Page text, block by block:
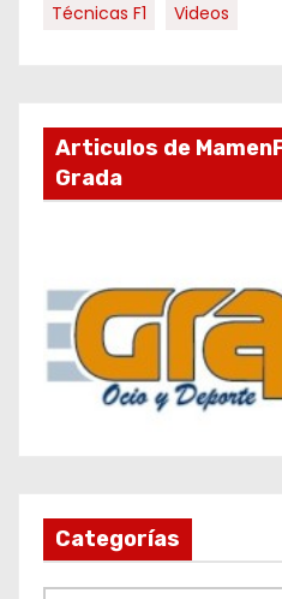
Técnicas F1
Videos
Articulos de
Grada
Categorías